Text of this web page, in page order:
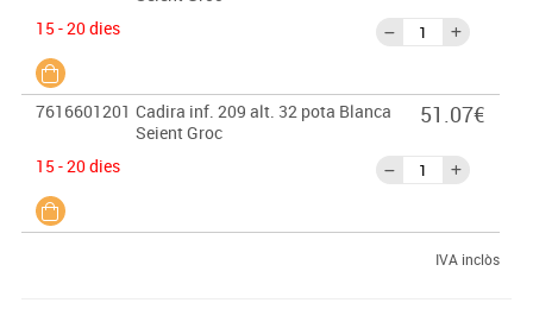
15 - 20 dies
7616601201 Cadira inf. 209 alt. 32 pota Blanca
Seient Groc
15 - 20 dies
51.07€
IVA inclòs